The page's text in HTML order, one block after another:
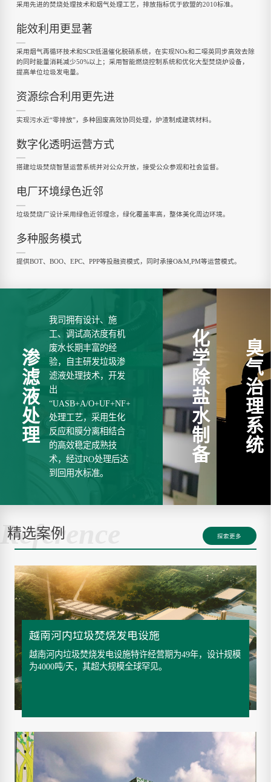
采用先进的焚烧处理技术和烟气处理工艺，排放指标优于欧盟的2010标准。
能效利用更显著
采用烟气再循环技术和SCR低温催化脱硝系统，在实现NOx和二噁英同步高效去除
的同时能量消耗减少50%以上；采用智能燃烧控制系统和优化大型焚烧炉设备，
提高单位垃圾发电量。
资源综合利用更先进
实现污水近“零排放”，多种固废高效协同处理，炉渣制成建筑材料。
数字化透明运营方式
搭建垃圾焚烧智慧运营系统并对公众开放，接受公众参观和社会监督。
电厂环境绿色近邻
垃圾焚烧厂设计采用绿色近邻理念，绿化覆盖率高，整体美化周边环境。
多种服务模式
提供BOT、BOO、EPC、PPP等投融资模式，同时承接O&M,PM等运营模式。
渗
滤
液
处
理
我司拥有设计、施
工、调试高浓度有机
废水长期丰富的经
验，自主研发垃圾渗
滤液处理技术，开发
出
“UASB+A/O+UF+NF+RO”
处理工艺，采用生化
反应和膜分离相结合
的高效稳定成熟技
术，经过RO处理后达
到回用水标准。
化
学
除
盐
水
制
备
臭
气
治
理
系
统
探索更多
精选案例
Reference
越南河内垃圾焚烧发电设施
越南河内垃圾焚烧发电设施特许经营期为49年，设计规模
为4000吨/天，其超大规模全球罕见。